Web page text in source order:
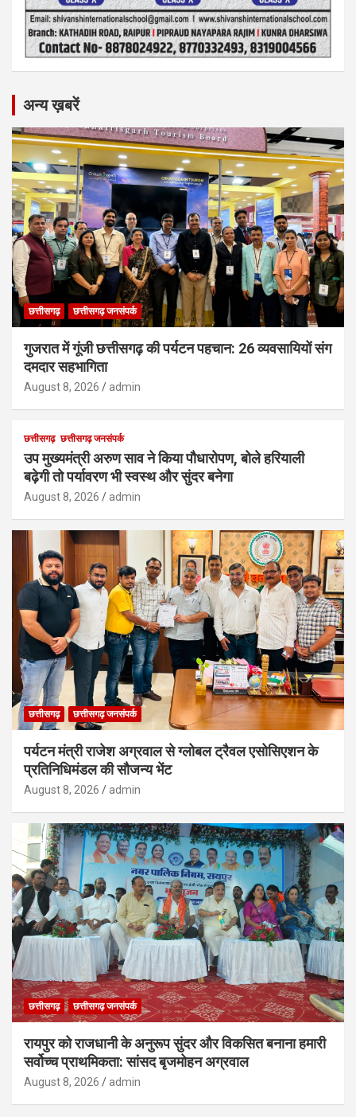
अन्य ख़बरें
छत्तीसगढ़ छत्तीसगढ़ जनसंपर्क
गुजरात में गूंजी छत्तीसगढ़ की पर्यटन पहचान: 26 व्यवसायियों संग
दमदार सहभागिता
August 8, 2026 admin
छत्तीसगढ़ छत्तीसगढ़ जनसंपर्क
उप मुख्यमंत्री अरुण साव ने किया पौधारोपण, बोले हरियाली
बढ़ेगी तो पर्यावरण भी स्वस्थ और सुंदर बनेगा
August 8, 2026 admin
छत्तीसगढ़ छत्तीसगढ़ जनसंपर्क
पर्यटन मंत्री राजेश अग्रवाल से ग्लोबल ट्रैवल एसोसिएशन के
प्रतिनिधिमंडल की सौजन्य भेंट
August 8, 2026 admin
छत्तीसगढ़ छत्तीसगढ़ जनसंपर्क
रायपुर को राजधानी के अनुरूप सुंदर और विकसित बनाना हमारी
सर्वोच्च प्राथमिकता: सांसद बृजमोहन अग्रवाल
August 8, 2026 admin